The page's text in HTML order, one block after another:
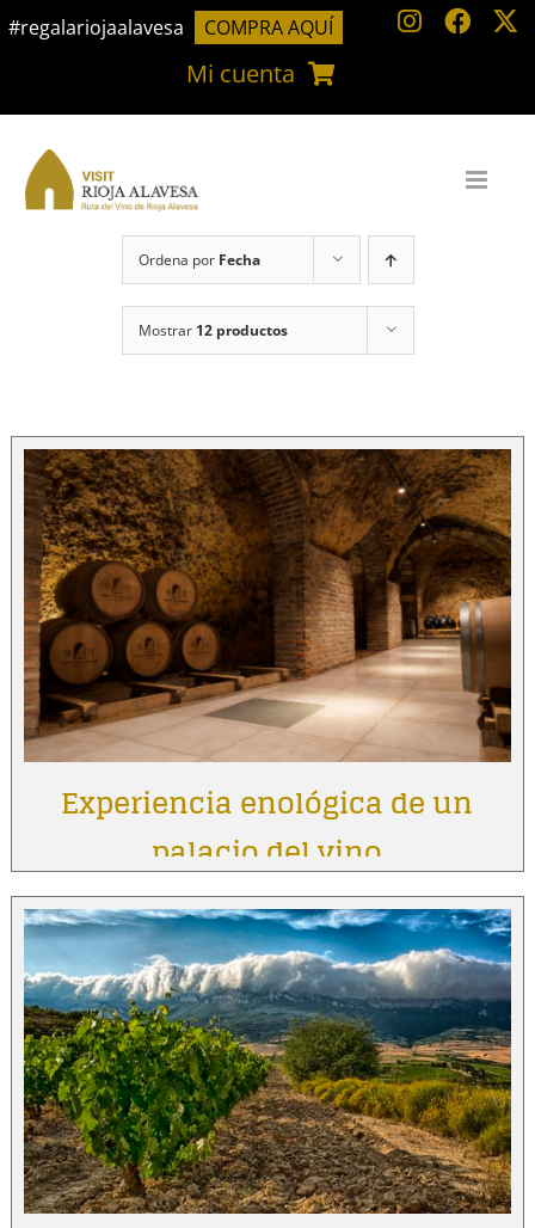
Saltar
#regalariojaalavesa COMPRA AQUÍ
Mi cuenta
Ordena por Fecha
Mostrar 12 productos
Experiencia enológica de un
palacio del vino